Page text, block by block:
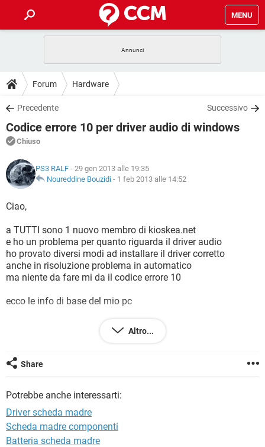
MENU
INTRATTENIMENTO
iOS
INSTAGRAM WHATSAPP
TIKTOK
HARDWARE
GUIDE
COVID-19
iOS
INSTAGRAM
TIKTOK FACEBOOK
DOWNLOAD
COVID-19 GAMING
INTRATTENIMENTO
iOS WINDOWS 10
INSTAGRAM
TIKTOK
HARDWARE
FORUM
COVID-19
INTRATTENIMENTO ANDROID
TIKTOK FACEBOOK
HARDWARE
GLOSSARIO
COVID-19
INTRATTENIMENTO
iOS WINDOWS 10
INSTAGRAM WHATSAPP
TIKTOK FACEBOOK
Forum Hardware
Precedente Successivo
Codice errore 10 per driver audio di windows
Chiuso
PS3 RALF - 29 gen 2013 alle 19:35
Noureddine Bouzidi - 1 feb 2013 alle 14:52
Ciao,
a TUTTI sono 1 nuovo membro di kioskea.net
e ho un problema per quanto riguarda il driver audio
ho provato diversi modi ad installare il driver corretto
anche in risoluzione problema in automatico
ma niente da fare mi da il codice errore 10
ecco le info di base del mio pc
+ intel pentium 4 cpu 3.00 GHz 2.99 GHz
+Windows 7 a 32 bit
Spero di risolvere il problema al piu' presto
ringrazio tutti per l'attenzione
Altro...
Share
Potrebbe anche interessarti:
Driver scheda madre
Scheda madre componenti
Batteria scheda madre